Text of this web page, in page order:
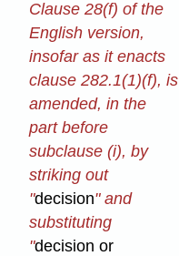
Clause 28(f) of the
English version,
insofar as it enacts
clause 282.1(1)⁠(f), is
amended, in the
part before
subclause (i), by
striking out
"decision" and
substituting
"decision or